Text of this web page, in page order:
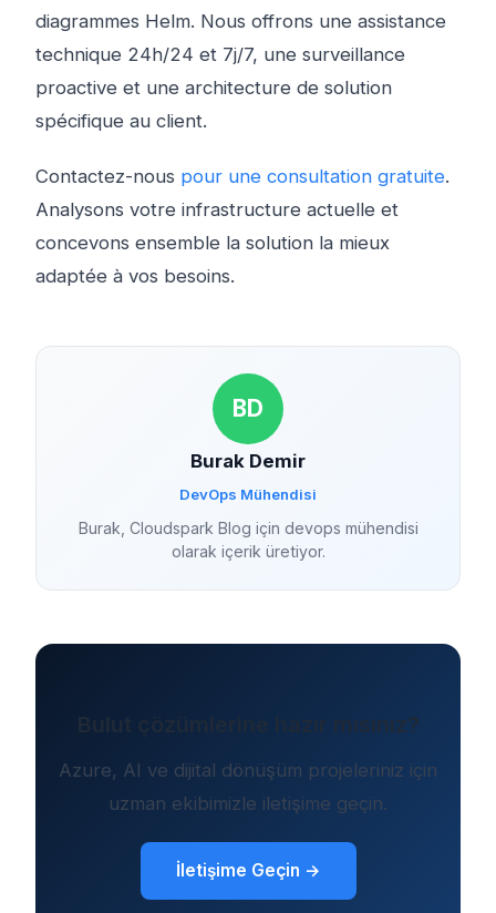
diagrammes Helm. Nous offrons une assistance
technique 24h/24 et 7j/7, une surveillance
proactive et une architecture de solution
spécifique au client.
Contactez-nous pour une consultation gratuite.
Analysons votre infrastructure actuelle et
concevons ensemble la solution la mieux
adaptée à vos besoins.
BD
Burak Demir
DevOps Mühendisi
Burak, Cloudspark Blog için devops mühendisi
olarak içerik üretiyor.
Bulut çözümlerine hazır mısınız?
Azure, AI ve dijital dönüşüm projeleriniz için
uzman ekibimizle iletişime geçin.
İletişime Geçin →